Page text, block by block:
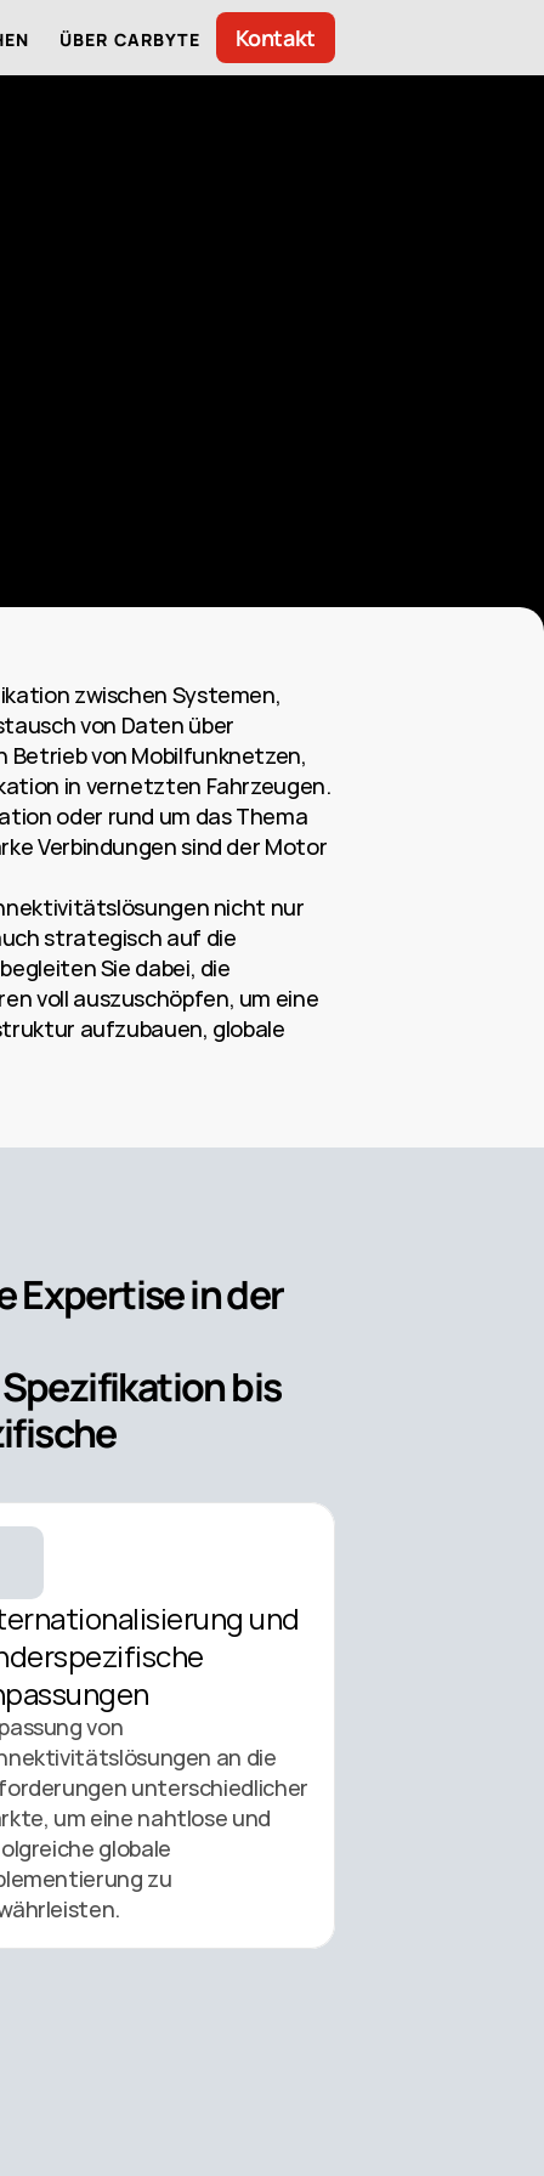
ÜBER CARBYTE Kontakt
zwischen Systemen,
von Daten über
von Mobilfunknetzen,
in vernetzten Fahrzeugen.
oder rund um das Thema
Verbindungen sind der Motor
nicht nur
strategisch auf die
Sie dabei, die
voll auszuschöpfen, um eine
aufzubauen, globale
in der
bis
und
von
an die
unterschiedlicher
um eine nahtlose und
globale
zu